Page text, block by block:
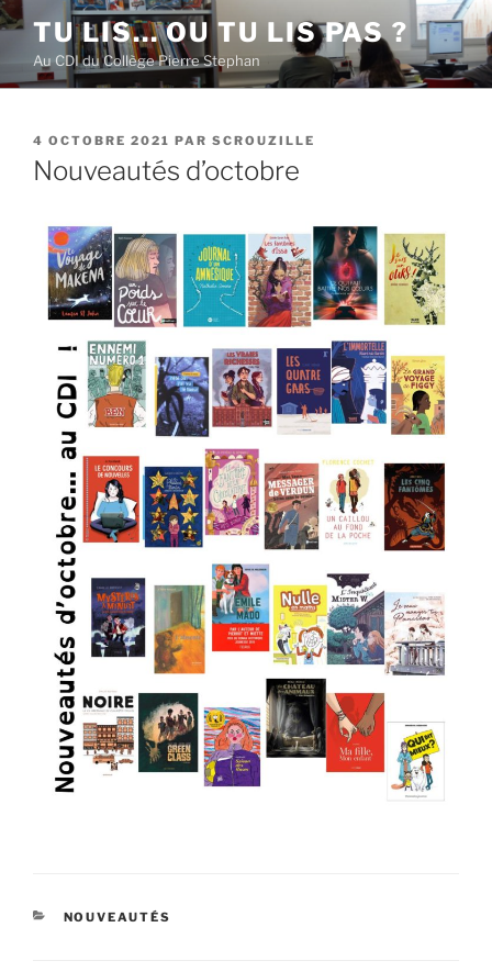
Aller
contenu
principal
TU LIS… OU TU LIS PAS ?
Au CDI du Collège Pierre Stephan
PUBLIÉ
LE
4 OCTOBRE 2021 PAR SCROUZILLE
Nouveautés d’octobre
CATÉGORIES
NOUVEAUTÉS